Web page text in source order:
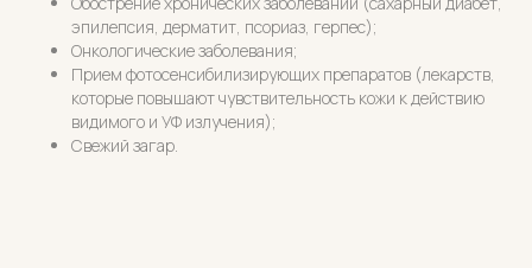
эпилепсия, дерматит, псориаз, герпес);
Онкологические заболевания;
Прием фотосенсибилизирующих препаратов (лекарств,
которые повышают чувствительность кожи к действию
видимого и УФ излучения);
Свежий загар.